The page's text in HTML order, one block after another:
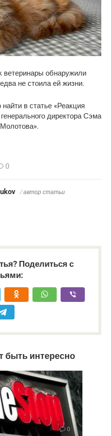
ветеринары обнаружили
не стоила ей жизни.
в статье «Реакция
директора Сэма
0
/ автор статьи
Поделиться с
быть интересно
0